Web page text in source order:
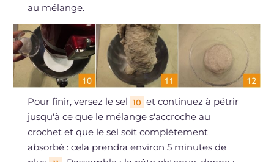
au mélange.
Pour finir, versez le sel 10 et continuez à pétrir
jusqu'à ce que le mélange s'accroche au
crochet et que le sel soit complètement
absorbé : cela prendra environ 5 minutes de